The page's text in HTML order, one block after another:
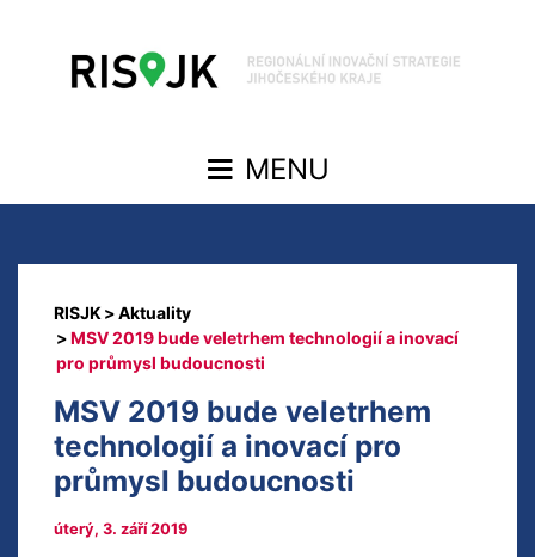
Aktuality
MSV 2019 bude veletrhem technologií a inovací
pro průmysl budoucnosti
MSV 2019 bude veletrhem
technologií a inovací pro
průmysl budoucnosti
úterý, 3. září 2019